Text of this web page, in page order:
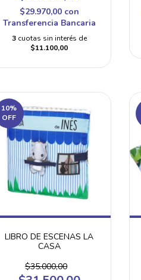
$29.970,00 con
Transferencia Bancaria
3 cuotas sin interés de
$11.100,00
10%
OFF
LIBRO DE ESCENAS LA
CASA
$35.000,00